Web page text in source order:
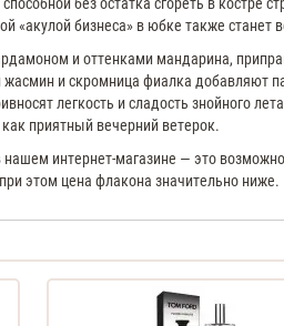
«акулой бизнеса» в юбке также
и оттенками мандарина,
и скромница фиалка добавляют
легкость и сладость знойного
приятный вечерний ветерок.
нашем интернет-магазине — это
этом цена флакона значительно ниже.